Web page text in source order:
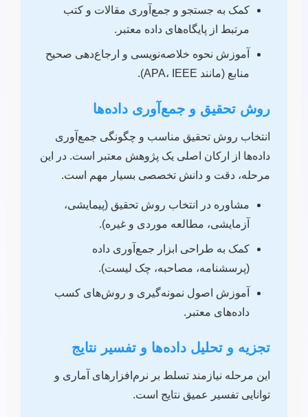
کمک به جستجو و جمع‌آوری مقالات و کتب
مرتبط از پایگاه‌های داده معتبر.
آموزش نحوه خلاصه‌نویسی و ارجاع‌دهی صحیح
منابع (مانند APA، IEEE).
روش تحقیق و جمع‌آوری داده‌ها
انتخاب روش تحقیق مناسب و چگونگی جمع‌آوری
داده‌ها از ارکان اصلی یک پژوهش معتبر است. در این
مرحله، دقت و دانش تخصصی بسیار مهم است.
مشاوره در انتخاب روش تحقیق (پیمایشی،
آزمایشی، مطالعه موردی و غیره).
کمک به طراحی ابزار جمع‌آوری داده
(پرسشنامه، مصاحبه، چک لیست).
آموزش اصول نمونه‌گیری و روش‌های کسب
داده‌های معتبر.
تجزیه و تحلیل داده‌ها و تفسیر نتایج
این مرحله نیازمند تسلط بر نرم‌افزارهای آماری و
توانایی تفسیر عمیق نتایج است.